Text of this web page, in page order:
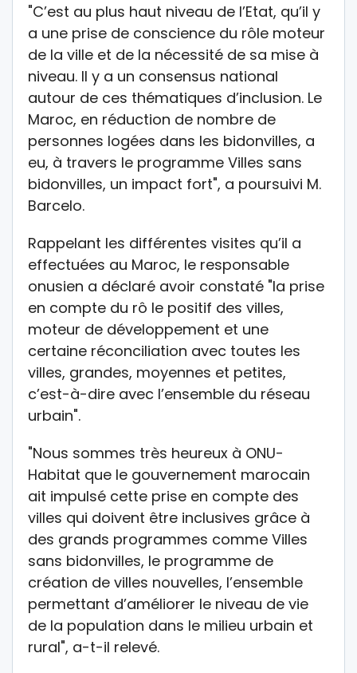
"C’est au plus haut niveau de l’Etat, qu’il y
a une prise de conscience du rôle moteur
de la ville et de la nécessité de sa mise à
niveau. Il y a un consensus national
autour de ces thématiques d’inclusion. Le
Maroc, en réduction de nombre de
personnes logées dans les bidonvilles, a
eu, à travers le programme Villes sans
bidonvilles, un impact fort", a poursuivi M.
Barcelo.
Rappelant les différentes visites qu’il a
effectuées au Maroc, le responsable
onusien a déclaré avoir constaté "la prise
en compte du rô le positif des villes,
moteur de développement et une
certaine réconciliation avec toutes les
villes, grandes, moyennes et petites,
c’est-à-dire avec l’ensemble du réseau
urbain".
"Nous sommes très heureux à ONU-
Habitat que le gouvernement marocain
ait impulsé cette prise en compte des
villes qui doivent être inclusives grâce à
des grands programmes comme Villes
sans bidonvilles, le programme de
création de villes nouvelles, l’ensemble
permettant d’améliorer le niveau de vie
de la population dans le milieu urbain et
rural", a-t-il relevé.